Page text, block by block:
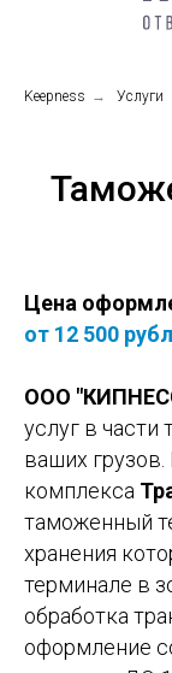
Keepness → Услуги
Цена
от 12 500
ООО
услуг в
ваших
комплекса
таможенный
хранения
терминале в
обработка
оформление